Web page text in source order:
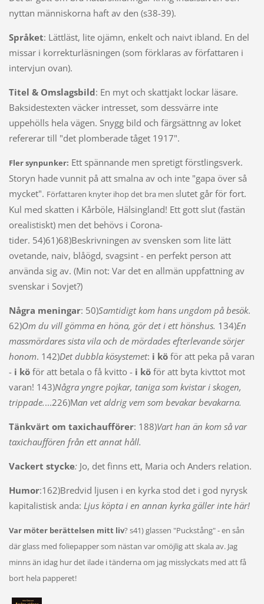
nyttan människorna haft av den (s38-39).
Språket: Lättläst, lite ojämn, enkelt och naivt ibland. En del
missar i korrekturläsningen (som förklaras av författaren i
intervjun ovan).
Titel & Omslagsbild: En myt och skattjakt lockar läsare.
Baksidestexten väcker intresset, som dessvärre inte
uppehölls hela vägen. Snygg bild och färgsättnng av loket
refererar till "det plomberade tåget 1917".
Fler synpunker: Ett spännande men spretigt förstlingsverk.
Storyn hade vunnit på att smalna av och inte "gapa över så
mycket". Författaren knyter ihop det bra men slutet går för fort.
Kul med skatten i Kårböle, Hälsingland! Ett gott slut (fastän
orealistiskt) men det behövs i Corona-
tider. 54)61)68)Beskrivningen av svensken som lite lätt
ovetande, naiv, blåögd, svagsint - en perfekt person att
använda sig av. (Min not: Var det en allmän uppfattning av
svenskar i Sovjet?)
Några meningar: 50)Samtidigt kom hans ungdom på besök.
62)Om du vill gömma en höna, gör det i ett hönshus. 134)En
massmördares sista vila och de mördades efterlevande sörjer
honom. 142)Det dubbla kösystemet: i kö för att peka på varan
- i köför att betala o få kvitto -i köför att byta kivttot mot
varan! 143)Några yngre pojkar, taniga som kvistar i skogen,
trippade....226)Man vet aldrig vem som bevakar bevakarna.
Tänkvärt om taxichaufförer: 188)Vart han än kom så var
taxichauffören från ett annat håll.
Vackert stycke: Jo, det finns ett, Maria och Anders relation.
Humor:162)Bredvid ljusen i en kyrka stod det i god nyrysk
kapitalistisk anda: Ljus köpta i en annan kyrka gäller inte här!
Var möter berättelsen mitt liv? s41) glassen "Puckstång" - en sån
där glass med foliepapper som nästan var omöjlig att skala av. Jag
minns än idag hur det ilade i tänderna om jag misslyckats med att få
bort hela papperet!